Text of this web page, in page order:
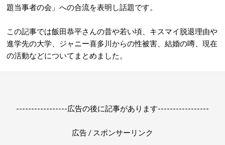
題当事者の会」への合流を表明し話題です。
この記事では飯田恭平さんの昔や若い頃、キスマイ脱退理由や
進学先の大学、ジャニー喜多川からの性被害、結婚の噂、現在
の活動などについてまとめました。
-----------------広告の後に記事があります-----------------
広告 / スポンサーリンク